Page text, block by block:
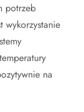
potrzeb
wykorzystanie
na